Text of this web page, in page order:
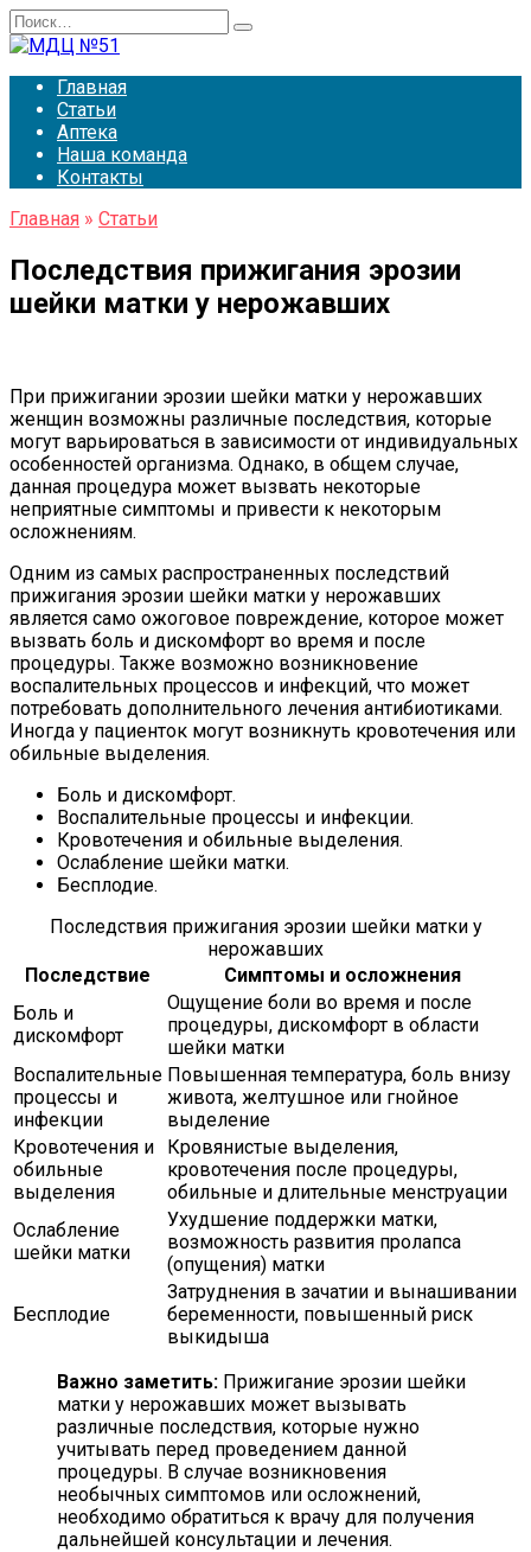
Перейти
к
Search
for:
Главная
Статьи
Аптека
Наша команда
Контакты
Главная » Статьи
Последствия прижигания эрозии
шейки матки у нерожавших
При прижигании эрозии шейки матки у нерожавших
женщин возможны различные последствия, которые
могут варьироваться в зависимости от индивидуальных
особенностей организма. Однако, в общем случае,
данная процедура может вызвать некоторые
неприятные симптомы и привести к некоторым
осложнениям.
Одним из самых распространенных последствий
прижигания эрозии шейки матки у нерожавших
является само ожоговое повреждение, которое может
вызвать боль и дискомфорт во время и после
процедуры. Также возможно возникновение
воспалительных процессов и инфекций, что может
потребовать дополнительного лечения антибиотиками.
Иногда у пациенток могут возникнуть кровотечения или
обильные выделения.
Боль и дискомфорт.
Воспалительные процессы и инфекции.
Кровотечения и обильные выделения.
Ослабление шейки матки.
Бесплодие.
Последствия прижигания эрозии шейки матки у
нерожавших
Последствие
Симптомы и осложнения
Боль и
дискомфорт
Ощущение боли во время и после
процедуры, дискомфорт в области
шейки матки
Воспалительные
процессы и
инфекции
Повышенная температура, боль внизу
живота, желтушное или гнойное
выделение
Кровотечения и
обильные
выделения
Кровянистые выделения,
кровотечения после процедуры,
обильные и длительные менструации
Ослабление
шейки матки
Ухудшение поддержки матки,
возможность развития пролапса
(опущения) матки
Бесплодие
Затруднения в зачатии и вынашивании
беременности, повышенный риск
выкидыша
Важно заметить: Прижигание эрозии шейки
матки у нерожавших может вызывать
различные последствия, которые нужно
учитывать перед проведением данной
процедуры. В случае возникновения
необычных симптомов или осложнений,
необходимо обратиться к врачу для получения
дальнейшей консультации и лечения.